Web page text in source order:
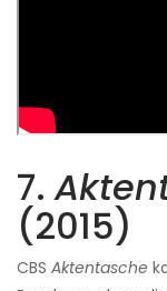
7.
(2015)
CBS Aktentasche